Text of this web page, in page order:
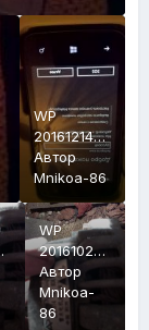
WP
20161214
22 40 16
Pro
Автор
Mnikoa-86
WP
20161024
008
Автор
Mnikoa-
86